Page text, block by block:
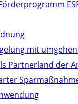
mit
Partnerland der